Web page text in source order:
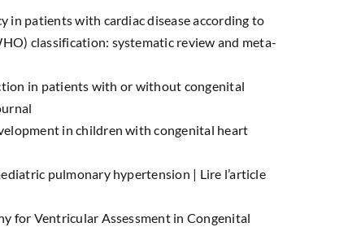
in patients with cardiac disease according to
classification: systematic review and meta-
in patients with or without congenital
in children with congenital heart
pulmonary hypertension | Lire l’article
for Ventricular Assessment in Congenital